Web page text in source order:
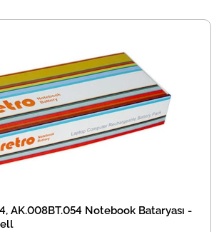
AK.008BT.054 Notebook Bataryası -